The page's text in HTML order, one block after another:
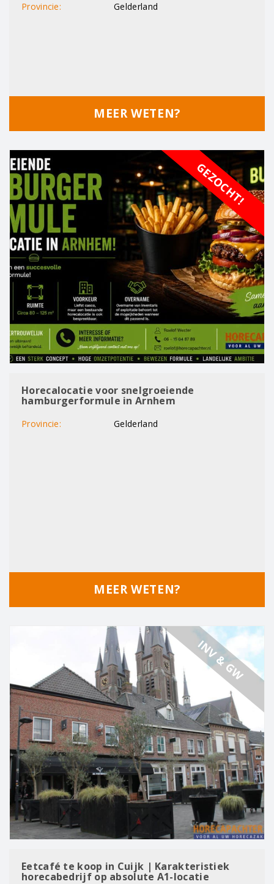
Provincie:
Gelderland
MEER WETEN?
GEZOCHT!
Horecalocatie voor snelgroeiende
hamburgerformule in Arnhem
Provincie: Gelderland
MEER WETEN?
INV & GW
Eetcafé te koop in Cuijk | Karakteristiek
horecabedrijf op absolute A1-locatie